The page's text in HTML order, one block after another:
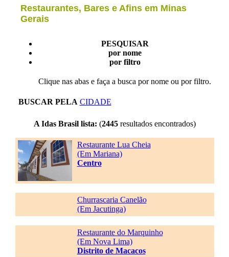
Restaurantes, Bares e Afins em Minas
Gerais
PESQUISAR
por nome
por filtro
Clique nas abas e faça a busca por nome ou por filtro.
BUSCAR PELA CIDADE
A Idas Brasil lista: (2445resultados encontrados)
Restaurante Lua Cheia
(Em Mariana)
Centro
Churrascaria Canelão
(Em Jacutinga)
Restaurante do Marquinho
(Em Nova Lima)
Distrito de Macacos